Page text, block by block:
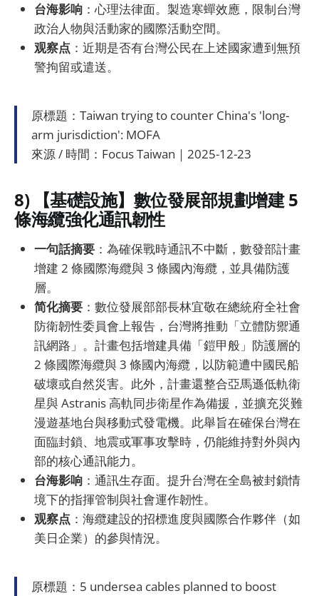
台海影响 ：心理法律面。製造寒蟬效應，限制台灣
政治人物與活動家的國際活動空間。
观察点 ：近期是否有台灣公民在上述國家遭到無預
警拘留或遣送。
原標題：Taiwan trying to counter China's 'long-
arm jurisdiction': MOFA
來源 / 時間：Focus Taiwan｜2025-12-23
8) 【基礎設施】數位發展部規劃增建 5
條海纜強化通訊韌性
一句話摘要 ：為確保戰時通訊不中斷，數發部計畫
增建 2 條國際海纜與 3 條國內海纜，並具備防護
層。
简化摘要 ：數位發展部部長林宜敬在總統府全社會
防衛韌性委員會上報告，台灣將推動「立體防禦通
訊網路」。計畫包括增建具備「鎧甲般」防護層的
2 條國際海纜與 3 條國內海纜，以防範遭中國民船
破壞或自然災害。此外，計畫還整合亞馬遜低軌衛
星與 Astranis 高軌同步衛星作為備援，並擴充災難
漫遊基地台與移動式發電機。此舉旨在確保台灣在
面臨封鎖、地震或軍事攻擊時，仍能維持對外與內
部的核心通訊能力。
台海影响 ：通訊生存面。提升台灣在全島被封鎖情
境下的指揮管制與社會運作韌性。
观察点 ：海纜建設的招標進度與國際合作夥伴（如
美日企業）的參與情況。
原標題：5 undersea cables planned to boost